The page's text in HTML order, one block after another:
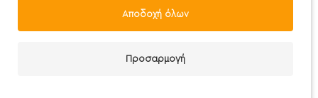
Handcrafted with 💙 in Athens
Αποδοχή όλων
Προσαρμογή